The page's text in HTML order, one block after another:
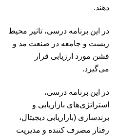
دهند.
در این برنامه درسی، تاثیر محیط
زیست و جامعه در صنعت مد و
فشن مورد ارزیابی قرار
می‌گیرد.
در این برنامه درسی،
استراتژی‌های بازاریابی و
برندسازی (بازاریابی دیجیتال،
رفتار مصرف کننده و مدیریت